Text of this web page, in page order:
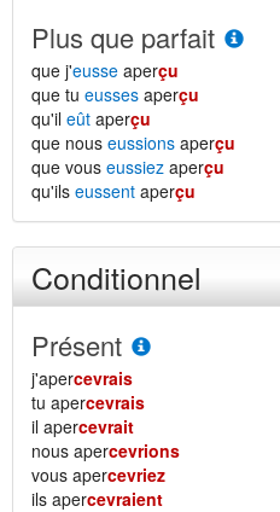
Plus que parfait
que j'eusse aperçu
que tu eusses aperçu
qu'il eût aperçu
que nous eussions aperçu
que vous eussiez aperçu
qu'ils eussent aperçu
Conditionnel
Présent
j'apercevrais
tu apercevrais
il apercevrait
nous apercevrions
vous apercevriez
ils apercevraient